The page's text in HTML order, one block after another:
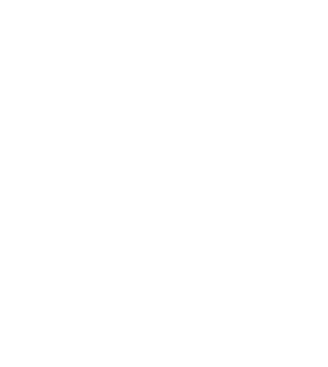
CF8) Ду 32-Ду200
с эпоксидным покрытием) Ду32-Ду200